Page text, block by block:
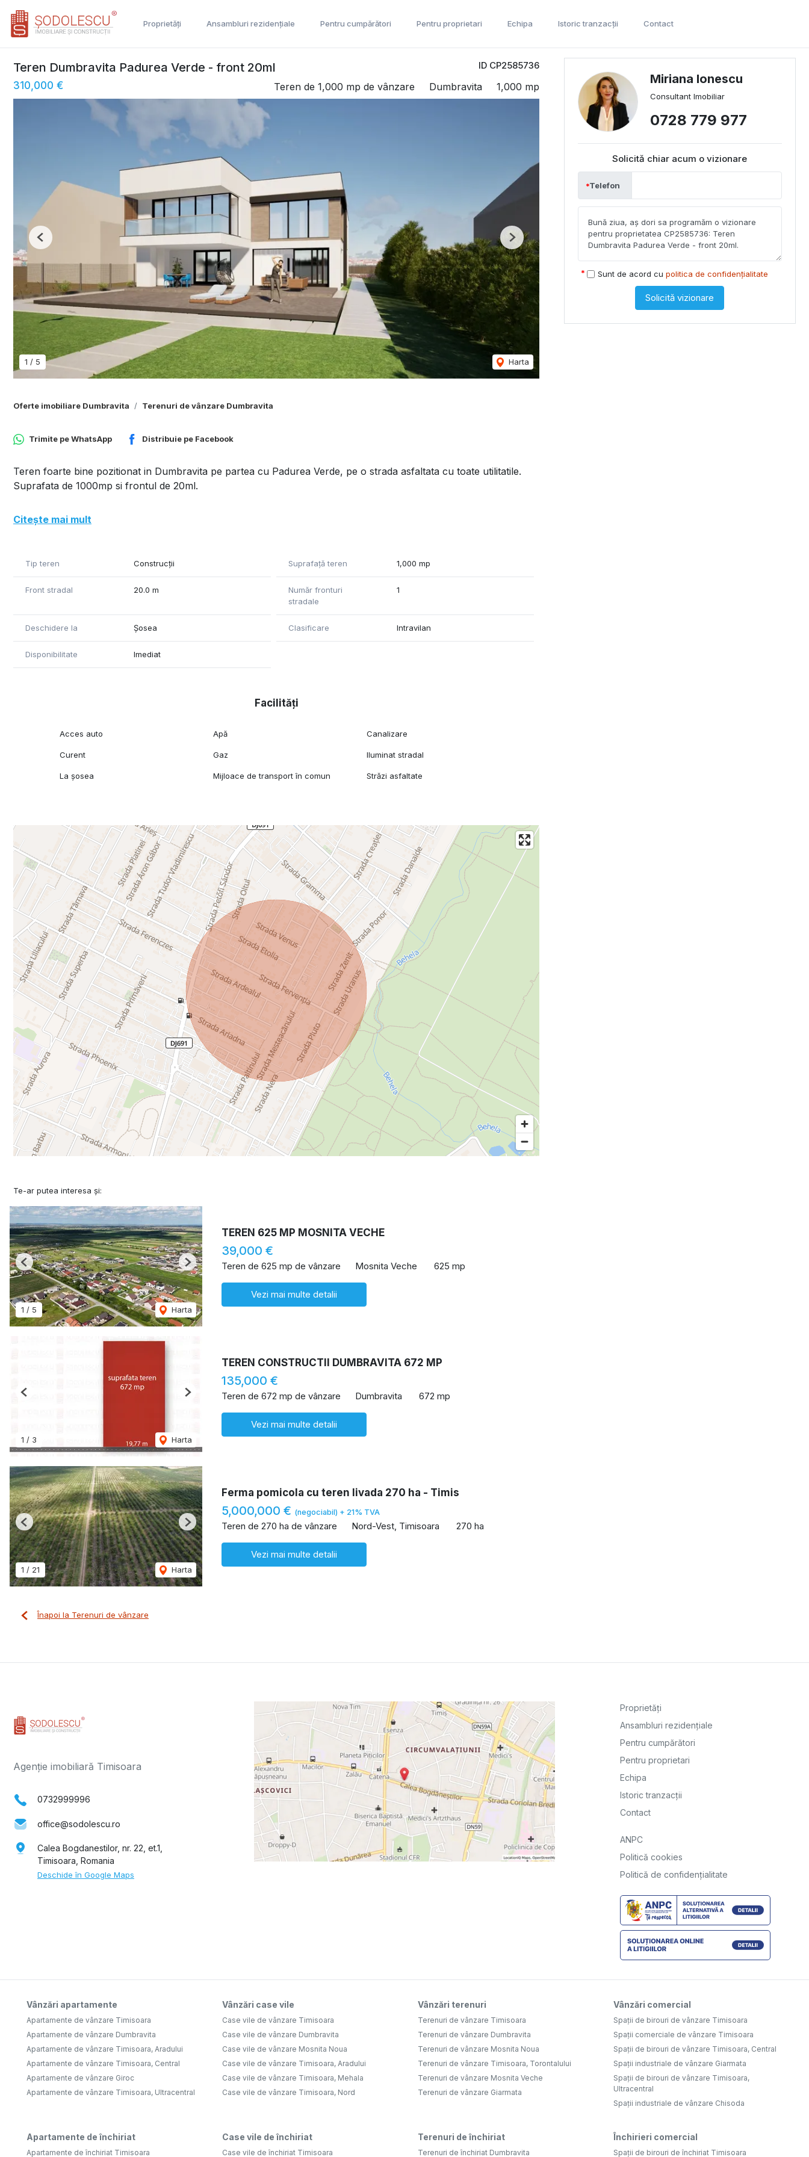
Proprietăți Ansambluri rezidențiale Pentru cumpărători Pentru proprietari Echipa Istoric tranzacții Contact
ID CP2585736
Teren Dumbravita Padurea Verde - front 20ml
310,000 € Teren de 1,000 mp de vânzare Dumbravita 1,000 mp
1 / 5 Harta
Previous Next
Oferte imobiliare Dumbravita Terenuri de vânzare Dumbravita
Trimite peWhatsApp Distribuie pe Facebook
Teren foarte bine pozitionat in Dumbravita pe partea cu Padurea Verde, pe o strada asfaltata cu toate utilitatile.
Suprafata de 1000mp si frontul de 20ml.
Citește mai mult
Tip teren Construcții Suprafață teren 1,000 mp
Front stradal 20.0 m
Număr fronturi
stradale
1
Deschidere la Șosea Clasificare Intravilan
Disponibilitate Imediat
Facilități
Acces auto Apă Canalizare
Curent Gaz Iluminat stradal
La șosea Mijloace de transport în comun Străzi asfaltate
Miriana Ionescu
Consultant Imobiliar
0728 779 977
Solicită chiar acum o vizionare
Telefon
Sunt de acord cu politica de confidențialitate
Solicită vizionare
Te-ar putea interesa și:
1 / 5 Harta
Previous Next
TEREN 625 MP MOSNITA VECHE
39,000 €
Teren de 625 mp de vânzare Mosnita Veche 625 mp
Vezi mai multe detalii
1 / 3 Harta
Previous Next
TEREN CONSTRUCTII DUMBRAVITA 672 MP
135,000 €
Teren de 672 mp de vânzare Dumbravita 672 mp
Vezi mai multe detalii
1 / 21 Harta
Previous Next
Ferma pomicola cu teren livada 270 ha - Timis
5,000,000 € (negociabil) + 21% TVA
Teren de 270 ha de vânzare Nord-Vest, Timisoara 270 ha
Vezi mai multe detalii
Înapoi la Terenuri de vânzare
Agenție imobiliară Timisoara
0732999996
office@sodolescu.ro
Calea Bogdanestilor, nr. 22, et.1,
Timisoara, Romania
Deschide în Google Maps
Proprietăți
Ansambluri rezidențiale
Pentru cumpărători
Pentru proprietari
Echipa
Istoric tranzacții
Contact
ANPC
Politică cookies
Politică de confidențialitate
Vânzări apartamente
Apartamente de vânzare Timisoara
Apartamente de vânzare Dumbravita
Apartamente de vânzare Timisoara, Aradului
Apartamente de vânzare Timisoara, Central
Apartamente de vânzare Giroc
Apartamente de vânzare Timisoara, Ultracentral
Vânzări case vile
Case vile de vânzare Timisoara
Case vile de vânzare Dumbravita
Case vile de vânzare Mosnita Noua
Case vile de vânzare Timisoara, Aradului
Case vile de vânzare Timisoara, Mehala
Case vile de vânzare Timisoara, Nord
Vânzări terenuri
Terenuri de vânzare Timisoara
Terenuri de vânzare Dumbravita
Terenuri de vânzare Mosnita Noua
Terenuri de vânzare Timisoara, Torontalului
Terenuri de vânzare Mosnita Veche
Terenuri de vânzare Giarmata
Vânzări comercial
Spații de birouri de vânzare Timisoara
Spații comerciale de vânzare Timisoara
Spații de birouri de vânzare Timisoara, Central
Spații industriale de vânzare Giarmata
Spații de birouri de vânzare Timisoara,
Ultracentral
Spații industriale de vânzare Chisoda
Apartamente de închiriat
Apartamente de închiriat Timisoara
Case vile de închiriat
Case vile de închiriat Timisoara
Terenuri de închiriat
Terenuri de închiriat Dumbravita
Închirieri comercial
Spații de birouri de închiriat Timisoara